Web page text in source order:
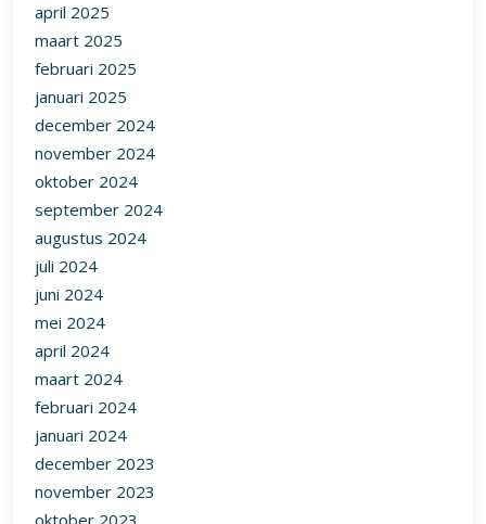
april 2025
maart 2025
februari 2025
januari 2025
december 2024
november 2024
oktober 2024
september 2024
augustus 2024
juli 2024
juni 2024
mei 2024
april 2024
maart 2024
februari 2024
januari 2024
december 2023
november 2023